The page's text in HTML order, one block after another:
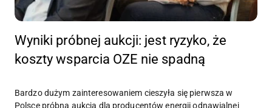
Wyniki próbnej aukcji: jest ryzyko, że
koszty wsparcia OZE nie spadną
Bardzo dużym zainteresowaniem cieszyła się pierwsza w
Polsce próbna aukcja dla producentów energii odnawialnej